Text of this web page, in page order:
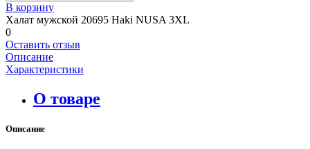
В корзину
Халат мужской 20695 Haki NUSA 3XL
0
Оставить отзыв
Описание
Характеристики
О товаре
Описание